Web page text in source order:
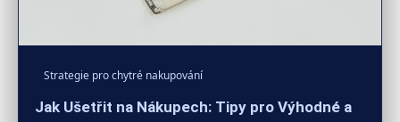
Strategie pro chytré nakupování
Jak Ušetřit na Nákupech: Tipy pro Výhodné a